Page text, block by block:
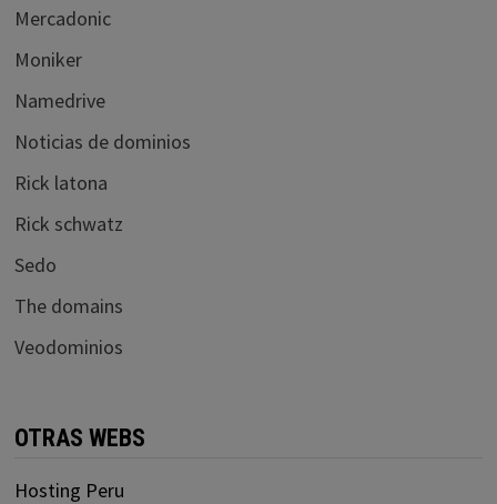
Mercadonic
Moniker
Namedrive
Noticias de dominios
Rick latona
Rick schwatz
Sedo
The domains
Veodominios
OTRAS WEBS
Hosting Peru